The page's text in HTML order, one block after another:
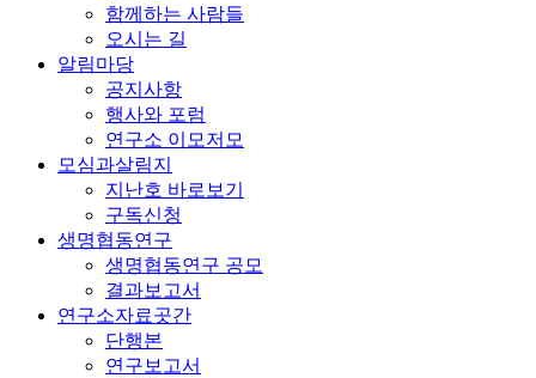
함께하는 사람들
오시는 길
알림마당
공지사항
행사와 포럼
연구소 이모저모
모심과살림지
지난호 바로보기
구독신청
생명협동연구
생명협동연구 공모
결과보고서
연구소자료곳간
단행본
연구보고서